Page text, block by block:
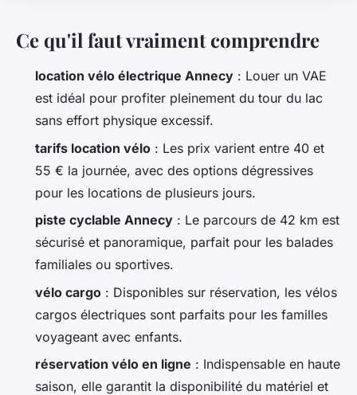
Ce qu'il faut vraiment comprendre
location vélo électrique Annecy : Louer un VAE
est idéal pour profiter pleinement du tour du lac
sans effort physique excessif.
tarifs location vélo : Les prix varient entre 40 et
55 € la journée, avec des options dégressives
pour les locations de plusieurs jours.
piste cyclable Annecy : Le parcours de 42 km est
sécurisé et panoramique, parfait pour les balades
familiales ou sportives.
vélo cargo : Disponibles sur réservation, les vélos
cargos électriques sont parfaits pour les familles
voyageant avec enfants.
réservation vélo en ligne : Indispensable en haute
saison, elle garantit la disponibilité du matériel et